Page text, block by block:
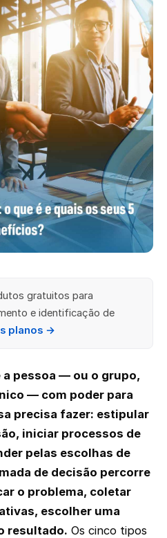
gratuitos para
e identificação de
planos →
a pessoa — ou o grupo,
— com poder para
precisa fazer: estipular
iniciar processos de
pelas escolhas de
de decisão percorre
o problema, coletar
escolher uma
resultado. Os cinco tipos